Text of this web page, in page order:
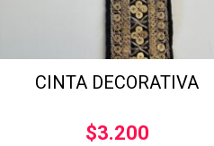
CINTA DECORATIVA
$3.200